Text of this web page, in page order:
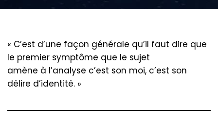
« C’est d’une façon générale qu’il faut dire que
le premier symptôme que le sujet
amène à l’analyse c’est son moi, c’est son
délire d’identité. »